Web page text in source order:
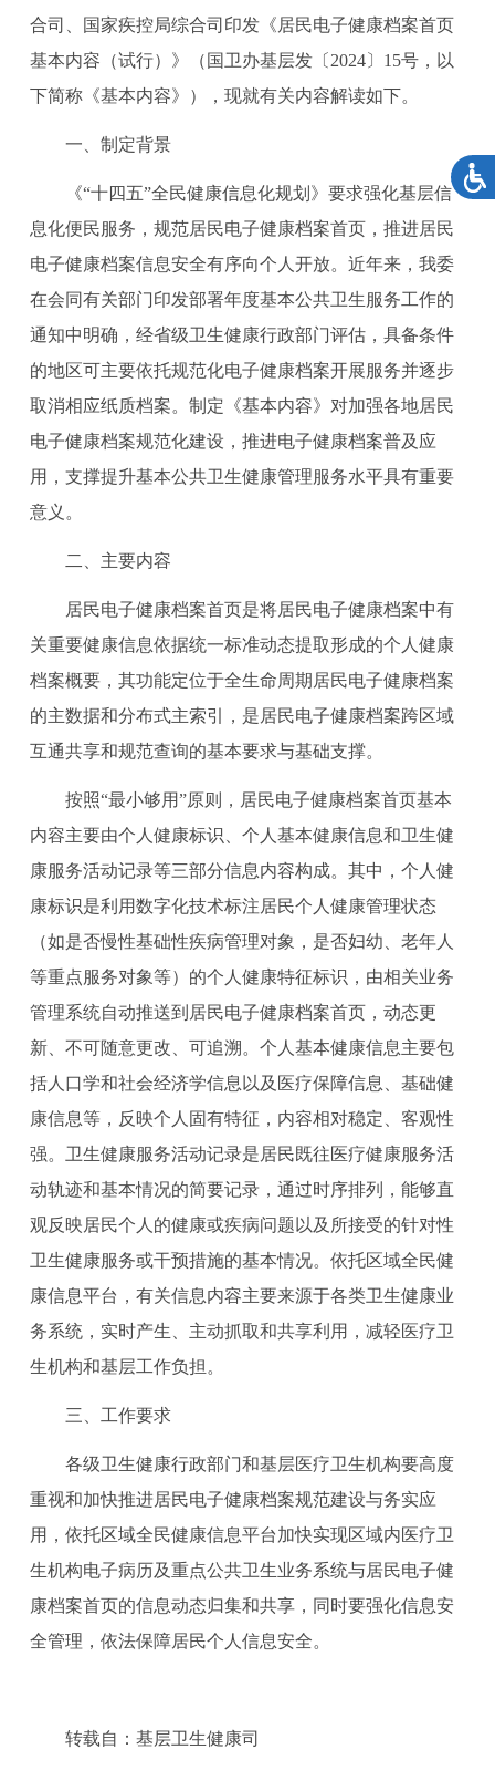
合司、国家疾控局综合司印发《居民电子健康档案首页
基本内容（试行）》（ 国卫办基层发〔2024〕 15号， 以
下简称《基本内容》）
，现就有关内容解读如下。
一、制定背景
《“十四五”全民健康信息化规划》要求强化基层信
息化便民服务，规范居民电子健康档案首页，推进居民
电子健康档案信息安全有序向个人开放。 近年来，我委
在会同有关部门印发部署年度基本公共卫生服务工作的
通知中明确， 经省级卫生健康行政部门评估，具备条件
的地区可主要依托规范化电子健康档案开展服务并逐步
取消相应纸质档案。 制定 《基本内容》 对加强各地居民
电子健康档案规范化建设，推进电子健康档案普及应
用，支撑提升基本公共卫生健康管理服务水平具有重要
意义 。
二、主要内容
居民电子健康档案首页是将居民电子健康档案中有
关重要健康信息依据统一标准动态提取形成的个人健康
档案概要，其功能定位于全生命周期居民电子健康档案
的主数据和分布式主索引
， 是居民电子健康档案跨区域
互通共享和规范查询的基本要求与基础支撑。
按照“最小够用”原则，居民电子健康档案首页基本
内容主要由个人健康标识、个人基本健康信息和卫生健
康服务活动记录等三部分信息内容构成。其中，个人健
康标识是利用数字化技术标注居民个人健康管理状态
（如是否慢性基础性疾病管理对象，是否妇幼、老年人
等重点服务对象等）的个人健康特征标识，由相关业务
管理系统自动推送到居民电子健康档案首页，动态更
新、不可随意更改、可追溯。个人基本健康信息主要包
括人口学和社会经济学信息以及医疗保障信息、基础健
康信息等，反映个人固有特征，内容相对稳定、客观性
强。卫生健康服务活动记录是居民既往医疗健康服务活
动轨迹和基本情况的简要记录，通过时序排列，能够直
观反映居民个人的健康或疾病问题以及所接受的针对性
卫生健康服务或干预措施的基本情况。依托区域全民健
康信息平台，有关信息内容主要来源于各类卫生健康业
务系统，实时产生、主动抓取和共享利用，减轻医疗卫
生机构和基层工作负担。
三、工作要求
各级卫生健康行政部门和基层医疗卫生机构要高度
重视和加快推进居民电子健康档案规范建设与务实应
用，依托区域全民健康信息平台加快实现区域内医疗卫
生机构电子病历及重点公共卫生业务系统与居民电子健
康档案首页的信息动态归集和共享，同时要强化信息安
全管理，依法保障居民个人信息安全。
转载自：基层卫生健康司